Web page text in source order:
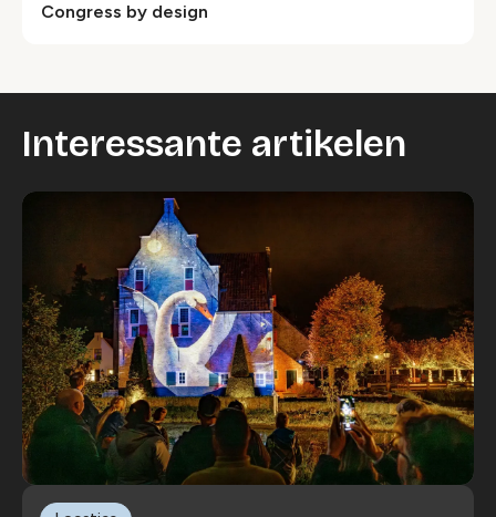
Congress by design
Interessante artikelen